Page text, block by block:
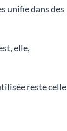
unifie dans des
elle,
reste celle